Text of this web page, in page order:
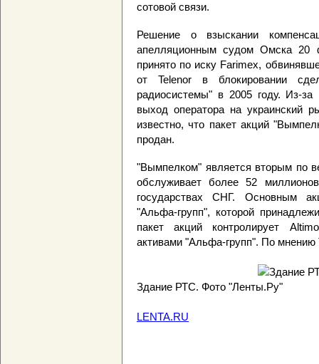
сотовой связи.
Решение о взыскании
апелляционным судом Омска 20
принято по иску Farimex,
от Telenor в блокировании
радиосистемы" в 2005 году. Из-за
выход оператора на украинский
известно, что пакет акций
продан.
"Вымпелком" является вторым по
обслуживает более 52
государствах СНГ. Основным
"Альфа-групп", которой
пакет акций контролирует
активами "Альфа-групп". По мнению
Здание РТС. Фото "Ленты.Ру"
LENTA.RU